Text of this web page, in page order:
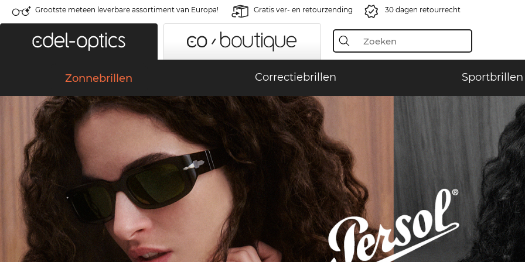
Grootste meteen leverbare assortiment van Europa! Gratis ver- en retourzending 30 dagen retourrecht
Zonnebrillen Correctiebrillen Sportbrillen